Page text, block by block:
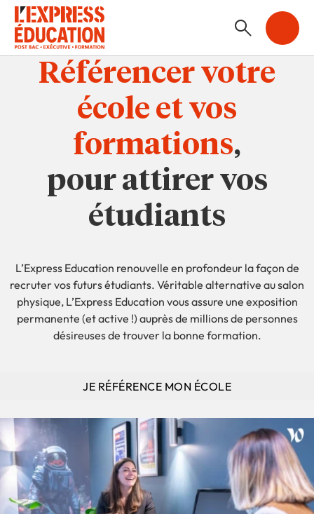
Référencer votre
école et vos
formations,
pour attirer vos
étudiants
L’Express Education renouvelle en profondeur la façon de
recruter vos futurs étudiants. Véritable alternative au salon
physique, L’Express Education vous assure une exposition
permanente (et active !) auprès de millions de personnes
désireuses de trouver la bonne formation.
JE RÉFÉRENCE MON ÉCOLE